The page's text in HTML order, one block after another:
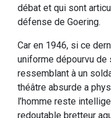
débat et qui sont
défense de Goering.
Car en 1946, si ce
uniforme dépourvu de
ressemblant à un
théâtre absurde a
l’homme reste
redoutable bretteur